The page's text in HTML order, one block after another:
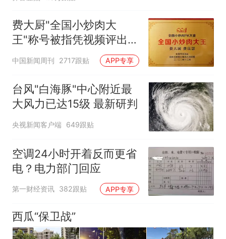
费大厨"全国小炒肉大
王"称号被指凭视频评出
官方回应
中国新闻周刊 2717跟贴 APP专享
台风"白海豚"中心附近最
大风力已达15级 最新研判
央视新闻客户端 649跟贴
空调24小时开着反而更省
电？电力部门回应
第一财经资讯 382跟贴 APP专享
西瓜“保卫战”